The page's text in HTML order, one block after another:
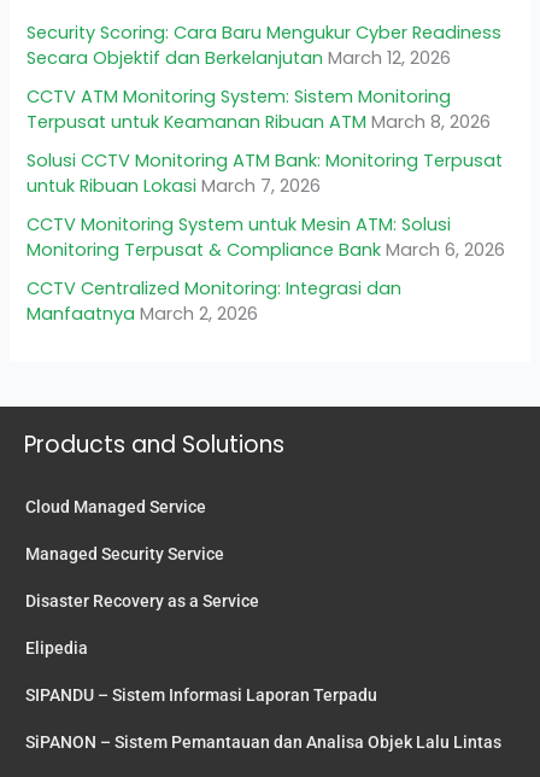
Security Scoring: Cara Baru Mengukur Cyber Readiness
Secara Objektif dan Berkelanjutan March 12, 2026
CCTV ATM Monitoring System: Sistem Monitoring
Terpusat untuk Keamanan Ribuan ATM March 8, 2026
Solusi CCTV Monitoring ATM Bank: Monitoring Terpusat
untuk Ribuan Lokasi March 7, 2026
CCTV Monitoring System untuk Mesin ATM: Solusi
Monitoring Terpusat & Compliance Bank March 6, 2026
CCTV Centralized Monitoring: Integrasi dan
Manfaatnya March 2, 2026
Products and Solutions
Cloud Managed Service
Managed Security Service
Disaster Recovery as a Service
Elipedia
SIPANDU – Sistem Informasi Laporan Terpadu
SiPANON – Sistem Pemantauan dan Analisa Objek Lalu Lintas